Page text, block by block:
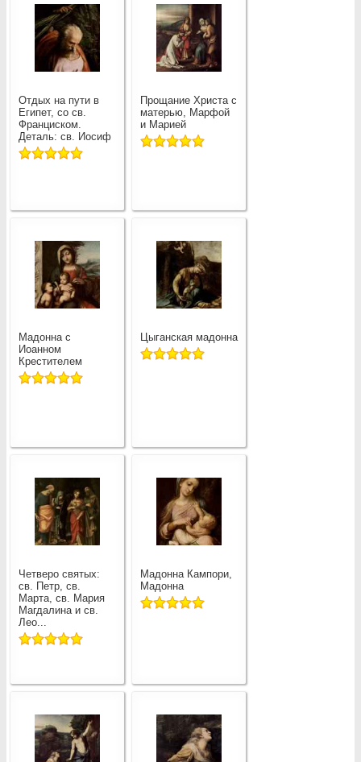
Отдых на пути в
Египет, со св.
Франциском.
Деталь: св. Иосиф
Прощание Христа с
матерью, Марфой
и Марией
Мадонна с
Иоанном
Крестителем
Цыганская мадонна
Четверо святых:
св. Петр, св.
Марта, св. Мария
Магдалина и св.
Лео...
Мадонна Кампори,
Мадонна